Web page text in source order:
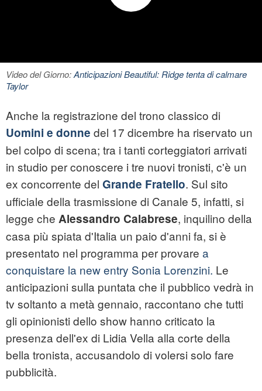
Video del Giorno:Anticipazioni Beautiful: Ridge tenta di calmare
Taylor
Anche la registrazione del trono classico di
Uomini e donne del 17 dicembre ha riservato un
bel colpo di scena; tra i tanti corteggiatori arrivati
in studio per conoscere i tre nuovi tronisti, c'è un
ex concorrente del Grande Fratello. Sul sito
ufficiale della trasmissione di Canale 5, infatti, si
legge che Alessandro Calabrese, inquilino della
casa più spiata d'Italia un paio d'anni fa, si è
presentato nel programma per provare a
conquistare la new entry Sonia Lorenzini. Le
anticipazioni sulla puntata che il pubblico vedrà in
tv soltanto a metà gennaio, raccontano che tutti
gli opinionisti dello show hanno criticato la
presenza dell'ex di Lidia Vella alla corte della
bella tronista, accusandolo di volersi solo fare
pubblicità.